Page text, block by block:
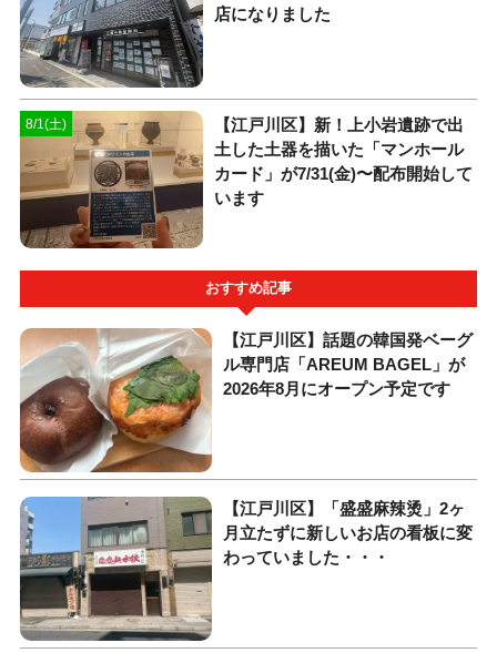
店になりました
8/1(土)
【江戸川区】新！上小岩遺跡で出
土した土器を描いた「マンホール
カード」が7/31(金)〜配布開始して
います
おすすめ記事
【江戸川区】話題の韓国発ベーグ
ル専門店「AREUM BAGEL」が
2026年8月にオープン予定です
【江戸川区】「盛盛麻辣烫」2ヶ
月立たずに新しいお店の看板に変
わっていました・・・